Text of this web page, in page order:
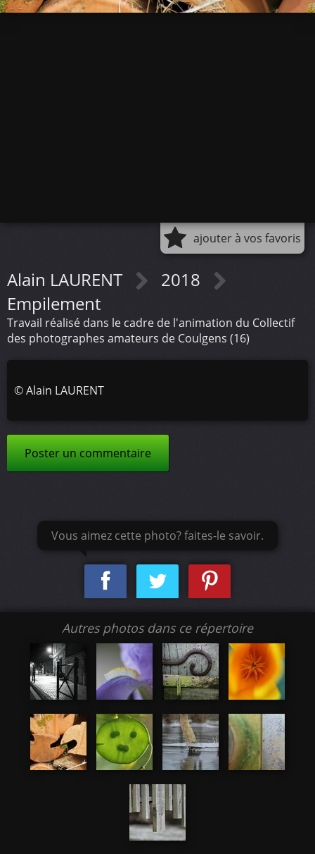
ajouter à vos favoris
Alain LAURENT
2018
Empilement
Travail réalisé dans le cadre de l'animation du Collectif
des photographes amateurs de Coulgens (16)
©Alain LAURENT
Poster un commentaire
Vous aimez cette photo? faites-le savoir.
Autres photos dans ce répertoire